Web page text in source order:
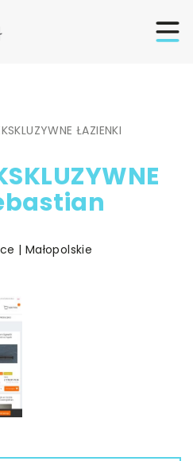
ŁAZIENKI
| Małopolskie